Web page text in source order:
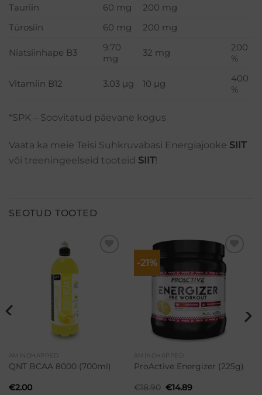
Tauriin
60 mg
200 mg
Türosiin
60 mg 200 mg
Niatsiinhape B3
9.70
mg
32 mg
200
%
Vitamiin B12 3.03 µg 10 µg
400
%
*SPK – Soovitatud päevane kogus
Vaata ka meie Teisi Suhkruvabasi Energiajooke SIIT
või treeningeelseid tooteid SIIT!
SEOTUD TOOTED
AMINOHAPPED
QNT BCAA 8000 (700ml)
€2.00
-21%
Lisa
soovikorvi
AMINOHAPPED
ProActive Energizer (225g)
€18.90 Algne
€14.89Praegune